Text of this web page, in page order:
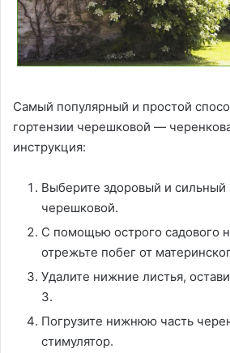
Самый популярный и простой
гортензии черешковой —
инструкция:
Выберите здоровый и сильный
черешковой.
С помощью острого садового
отрежьте побег от
Удалите нижние листья,
3.
Погрузите нижнюю часть
стимулятор.